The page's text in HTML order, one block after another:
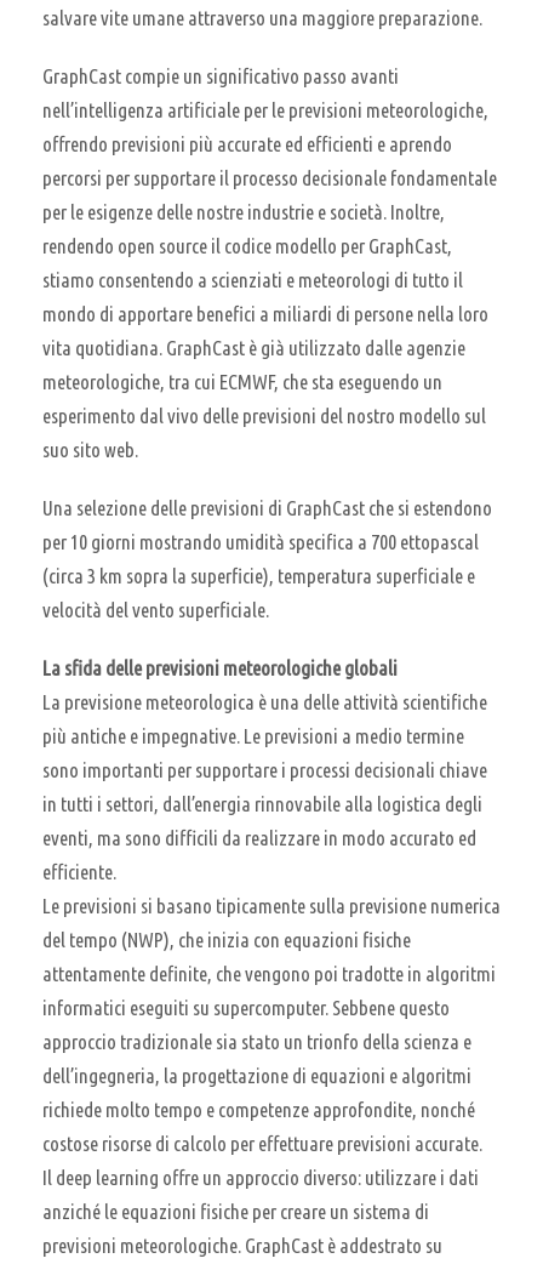
salvare vite umane attraverso una maggiore preparazione.
GraphCast compie un significativo passo avanti
nell’intelligenza artificiale per le previsioni meteorologiche,
offrendo previsioni più accurate ed efficienti e aprendo
percorsi per supportare il processo decisionale fondamentale
per le esigenze delle nostre industrie e società. Inoltre,
rendendo open source il codice modello per GraphCast,
stiamo consentendo a scienziati e meteorologi di tutto il
mondo di apportare benefici a miliardi di persone nella loro
vita quotidiana. GraphCast è già utilizzato dalle agenzie
meteorologiche, tra cui ECMWF, che sta eseguendo un
esperimento dal vivo delle previsioni del nostro modello sul
suo sito web.
Una selezione delle previsioni di GraphCast che si estendono
per 10 giorni mostrando umidità specifica a 700 ettopascal
(circa 3 km sopra la superficie), temperatura superficiale e
velocità del vento superficiale.
La sfida delle previsioni meteorologiche globali
La previsione meteorologica è una delle attività scientifiche
più antiche e impegnative. Le previsioni a medio termine
sono importanti per supportare i processi decisionali chiave
in tutti i settori, dall’energia rinnovabile alla logistica degli
eventi, ma sono difficili da realizzare in modo accurato ed
efficiente.
Le previsioni si basano tipicamente sulla previsione numerica
del tempo (NWP), che inizia con equazioni fisiche
attentamente definite, che vengono poi tradotte in algoritmi
informatici eseguiti su supercomputer. Sebbene questo
approccio tradizionale sia stato un trionfo della scienza e
dell’ingegneria, la progettazione di equazioni e algoritmi
richiede molto tempo e competenze approfondite, nonché
costose risorse di calcolo per effettuare previsioni accurate.
Il deep learning offre un approccio diverso: utilizzare i dati
anziché le equazioni fisiche per creare un sistema di
previsioni meteorologiche. GraphCast è addestrato su